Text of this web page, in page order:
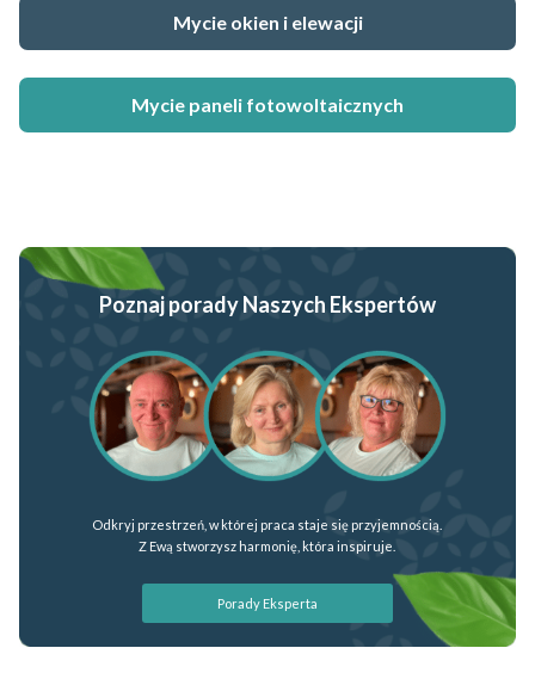
Mycie okien i elewacji
Mycie paneli fotowoltaicznych
Porady Eksperta
Odkryj przestrzeń, w której praca staje się przyjemnością.
Z Ewą stworzysz harmonię, która inspiruje.
Poznaj porady Naszych Ekspertów